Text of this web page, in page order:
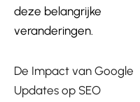
deze belangrijke
veranderingen.
De Impact van Google
Updates op SEO